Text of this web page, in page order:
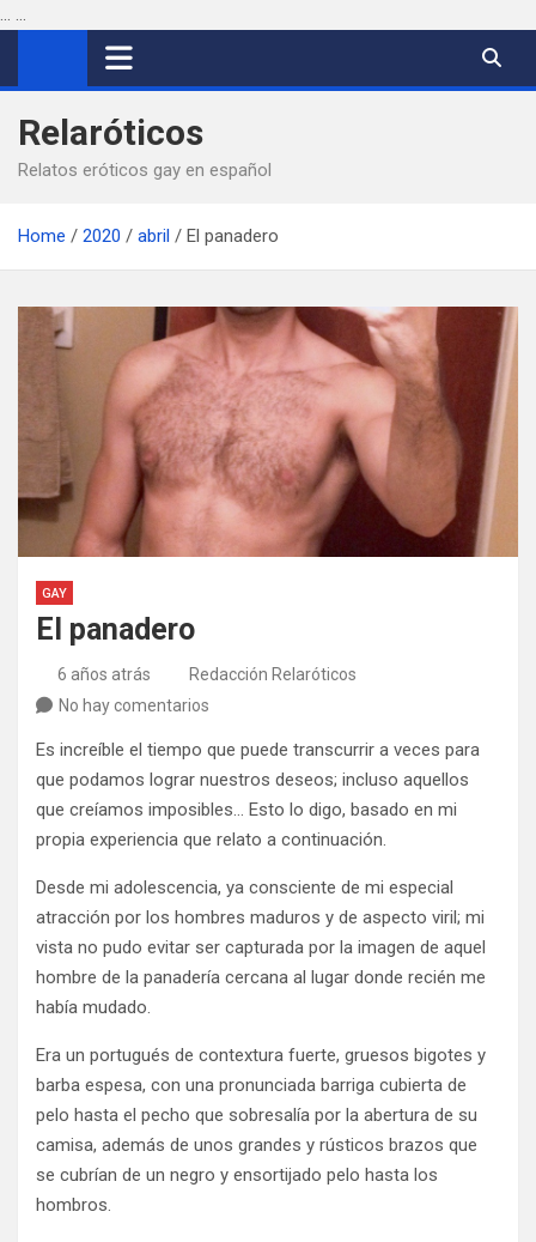
... ...
Relaróticos
Relatos eróticos gay en español
Home 2020 abril El panadero
GAY
El panadero
6 años atrás
Redacción Relaróticos
No hay comentarios
Es increíble el tiempo que puede transcurrir a veces para
que podamos lograr nuestros deseos; incluso aquellos
que creíamos imposibles… Esto lo digo, basado en mi
propia experiencia que relato a continuación.
Desde mi adolescencia, ya consciente de mi especial
atracción por los hombres maduros y de aspecto viril; mi
vista no pudo evitar ser capturada por la imagen de aquel
hombre de la panadería cercana al lugar donde recién me
había mudado.
Era un portugués de contextura fuerte, gruesos bigotes y
barba espesa, con una pronunciada barriga cubierta de
pelo hasta el pecho que sobresalía por la abertura de su
camisa, además de unos grandes y rústicos brazos que
se cubrían de un negro y ensortijado pelo hasta los
hombros.